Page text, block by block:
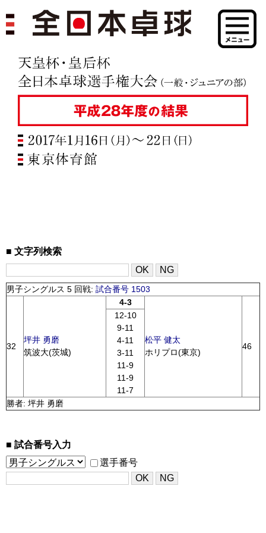
文字列検索
男子シングルス 5 回戦: 試合番号 1503
32
坪井 勇磨
筑波大(茨城)
4-3
松平 健太
ホリプロ(東京)
46
12-10
9-11
4-11
3-11
11-9
11-9
11-7
勝者: 坪井 勇磨
試合番号入力
選手番号